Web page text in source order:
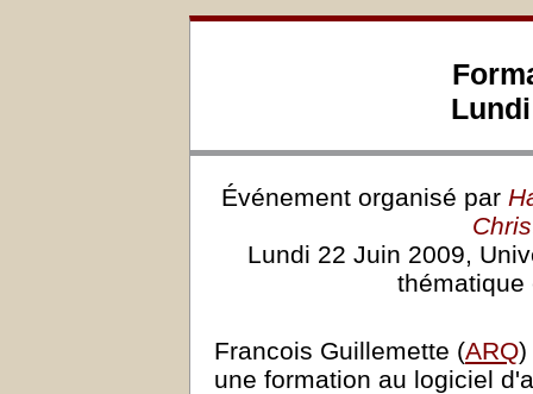
Événement organisé par
Lundi 22 Juin 2009,
thématique
Francois Guillemette (ARQ)
une formation au logiciel